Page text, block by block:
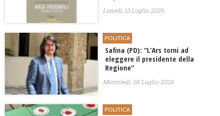
Lunedì, 13 Luglio 2026
POLITICA
Safina (PD): “L’Ars torni ad
eleggere il presidente della
Regione”
Mercoledì, 08 Luglio 2026
POLITICA